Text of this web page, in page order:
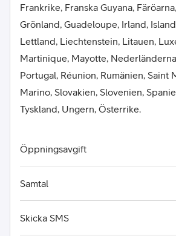
Frankrike, Franska Guyana,
Grönland, Guadeloupe, Irland,
Lettland, Liechtenstein, Litauen,
Martinique, Mayotte,
Portugal, Réunion, Rumänien, Saint
Marino, Slovakien, Slovenien,
Tyskland, Ungern, Österrike.
Öppningsavgift
Samtal
Skicka SMS